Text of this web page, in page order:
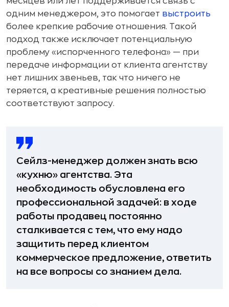
одним менеджером, это помогает выстроить
более крепкие рабочие отношения. Такой
подход также исключает потенциальную
проблему «испорченного телефона» — при
передаче информации от клиента агентству
нет лишних звеньев, так что ничего не
теряется, а креативные решения полностью
соответствуют запросу.
Сейлз-менеджер должен знать всю
«кухню» агентства. Эта
необходимость обусловлена его
профессиональной задачей: в ходе
работы продавец постоянно
сталкивается с тем, что ему надо
защитить перед клиентом
коммерческое предложение, ответить
на все вопросы со знанием дела.